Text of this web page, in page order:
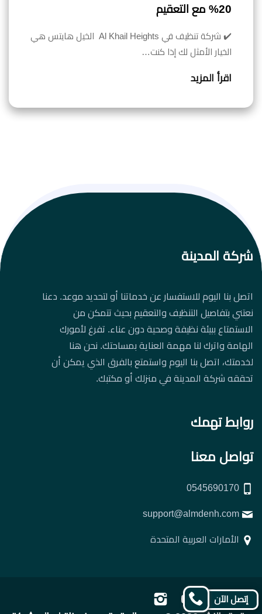
20% مع التعقيم
✔️ شركة تنظيف في Al Khail Heights الخيل هايتس هي
الخيار الأمثل لك إذا كنت…
اقرأ المزيد
شركة المدينة
اتصل بنا اليوم للاستفسار عن خدماتنا أو لتحديد موعد. دعنا
نعتني بتفاصيل التنظيف والتعقيم بحيث تتمكن من
الاستمتاع ببيئة نظيفة وصحية دون عناء. تفرغ لأمورك
الهامة واترك لنا مهمة العناية بمساحتك. نحن هنا
لخدمتك، اتصل بنا اليوم واستمتع بالفرق الذي يمكن أن
تحققه شركة المدينة في منزلك أو مكتبك.
روابط تهمك
تواصل معنا
الأمارات العربية المتحدة
تابعنا
تابعنا
تابعنا
إتصل الآن